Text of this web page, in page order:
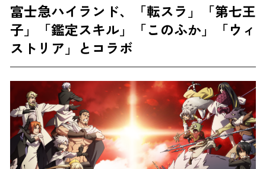
富士急ハイランド、「転スラ」「第七王
子」「鑑定スキル」「このふか」「ウィ
ストリア」とコラボ